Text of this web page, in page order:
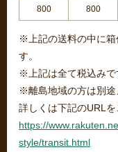
800 800
※上記の送料の中に箱
す。
※上記は全て税込みで
※離島地域の方は別途
詳しくは下記のURLを
https://
style/transit.html